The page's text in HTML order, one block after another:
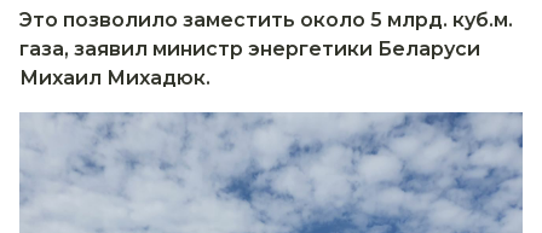
Это позволило заместить около 5 млрд. куб.м.
газа, заявил министр энергетики Беларуси
Михаил Михадюк.